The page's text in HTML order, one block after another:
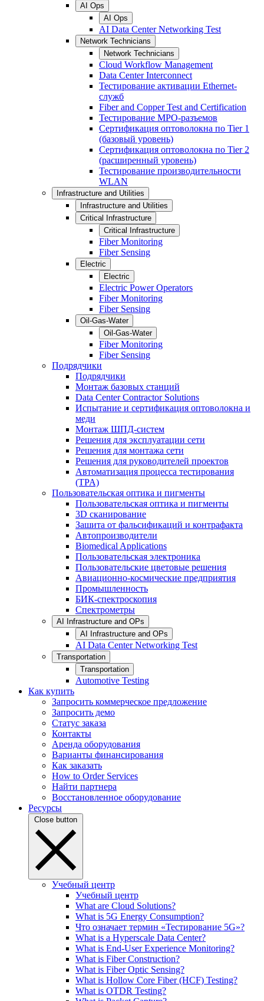
AI Ops
AI Ops
AI Data Center Networking Test
Network Technicians
Network Technicians
Cloud Workflow Management
Data Center Interconnect
Тестирование активации Ethernet-
служб
Fiber and Copper Test and Certification
Тестирование МРО-разъемов
Сертификация оптоволокна по Tier 1
(базовый уровень)
Сертификация оптоволокна по Tier 2
(расширенный уровень)
Тестирование производительности
WLAN
Infrastructure and Utilities
Infrastructure and Utilities
Critical Infrastructure
Critical Infrastructure
Fiber Monitoring
Fiber Sensing
Electric
Electric
Electric Power Operators
Fiber Monitoring
Fiber Sensing
Oil-Gas-Water
Oil-Gas-Water
Fiber Monitoring
Fiber Sensing
Подрядчики
Подрядчики
Монтаж базовых станций
Data Center Contractor Solutions
Испытание и сертификация оптоволокна и
меди
Монтаж ШПД-систем
Решения для эксплуатации сети
Решения для монтажа сети
Решения для руководителей проектов
Автоматизация процесса тестирования
(TPA)
Пользовательская оптика и пигменты
Пользовательская оптика и пигменты
3D сканирование
Зашита от фальсификаций и контрафакта
Автопроизводители
Biomedical Applications
Пользовательская электроника
Пользовательские цветовые решения
Авиационно-космические предприятия
Промышленность
БИК-спектроскопия
Спектрометры
AI Infrastructure and OPs
AI Infrastructure and OPs
AI Data Center Networking Test
Transportation
Transportation
Automotive Testing
Как купить
Запросить коммерческое предложение
Запросить демо
Статус заказа
Контакты
Аренда оборудования
Варианты финансирования
Как заказать
How to Order Services
Найти партнера
Восстановленное оборудование
Ресурсы
Close button
Учебный центр
Учебный центр
What are Cloud Solutions?
What is 5G Energy Consumption?
Что означает термин «Тестирование 5G»?
What is a Hyperscale Data Center?
What is End-User Experience Monitoring?
What is Fiber Construction?
What is Fiber Optic Sensing?
What is Hollow Core Fiber (HCF) Testing?
What is OTDR Testing?